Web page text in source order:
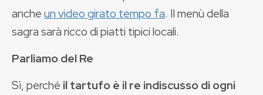
ancheun video girato tempo fa. Il menù della
sagra sarà ricco di piatti tipici locali.
Parliamo del Re
Sì, perché il tartufo è il re indiscusso di ogni